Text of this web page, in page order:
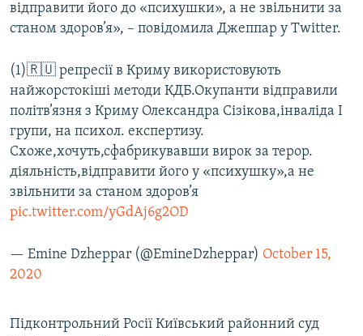
відправити його до «психушки», а не звільнити за
станом здоров’я», – повідомила Джеппар у Twitter.
(1)🇷🇺 репресії в Криму використовують
найжорстокіші методи КДБ.Окупанти відправили
політв’язня з Криму Олександра Сізікова,інваліда І
групи, на психол. експертизу.
Схоже,хочуть,сфабрикувавши вирок за терор.
діяльність,відправити його у «психушку»,а не
звільнити за станом здоров’я
pic.twitter.com/yGdAj6g2OD
— Emine Dzheppar (@EmineDzheppar) October 15,
2020
Підконтрольний Росії Київський районний суд